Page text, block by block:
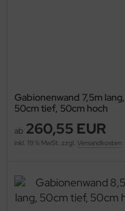
Gabionenwand 7,5m lang,
50cm tief, 50cm hoch
ab 260,55 EUR
inkl. 19 % MwSt. zzgl. Versandkosten